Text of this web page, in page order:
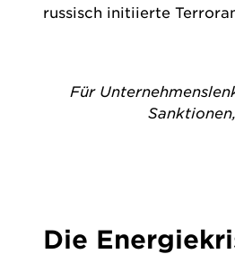
russisch initiierte
Für
Die